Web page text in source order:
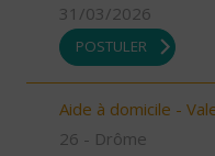
31/03/2026
POSTULER
Aide à domicile -
26 - Drôme